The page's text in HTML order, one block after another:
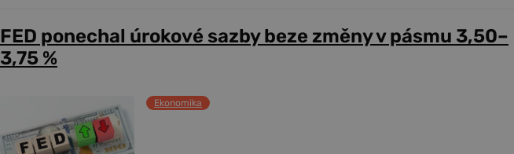
FED ponechal úrokové sazby beze změny v pásmu 3,50–
3,75 %
Ekonomika